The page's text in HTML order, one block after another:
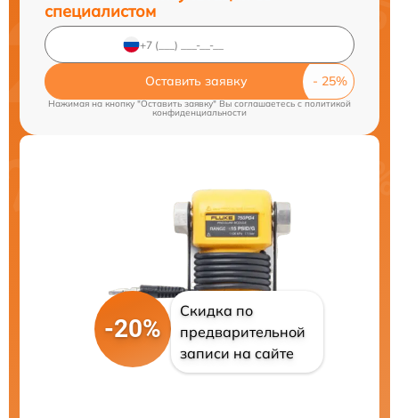
специалистом
Оставить заявку
Нажимая на кнопку "Оставить заявку" Вы соглашаетесь cполитикой
конфиденциальности
-20%
Скидка по
предварительной
записи на сайте